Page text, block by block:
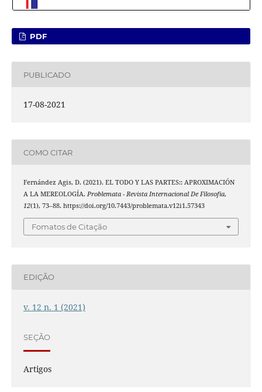
PDF
PUBLICADO
17-08-2021
COMO CITAR
Fernández Agis, D. (2021). EL TODO Y LAS PARTES:: APROXIMACIÓN
A LA MEREOLOGÍA. Problemata - Revista Internacional De Filosofia,
12(1), 73–88. https://doi.org/10.7443/problemata.v12i1.57343
Fomatos de Citação
EDIÇÃO
v. 12 n. 1 (2021)
SEÇÃO
Artigos